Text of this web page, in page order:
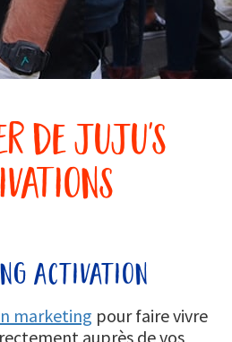
de juju's
activation
marketing pour faire vivre
auprès de vos